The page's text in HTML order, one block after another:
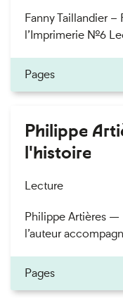
Fanny Taillandier –
l’Imprimerie n°6
Pages
Philippe
l'histoire
Lecture
Philippe Artières —
l’auteur
Pages